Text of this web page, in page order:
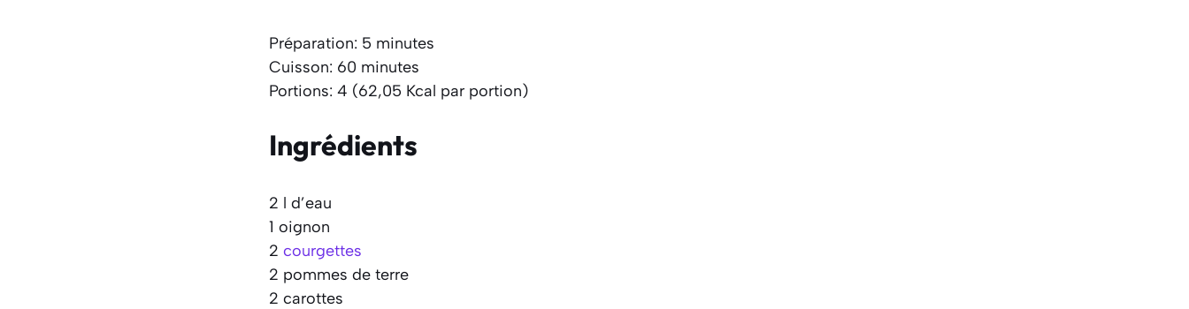
Préparation: 5 minutes
Cuisson: 60 minutes
Portions: 4 (62,05 Kcal par portion)
Ingrédients
2 l d’eau
1 oignon
2 courgettes
2 pommes de terre
2 carottes